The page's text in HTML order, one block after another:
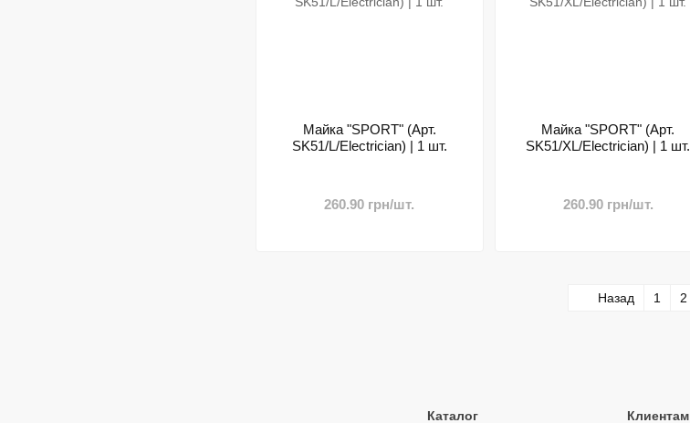
Майка "SPORT" (Арт.
SK51/L/Electrician) | 1 шт.
260.90 грн/шт.
Майка "SPORT" (Арт.
SK51/XL/Electrician) | 1 шт.
260.90 грн/шт.
Назад 1 2
Каталог Клиентам